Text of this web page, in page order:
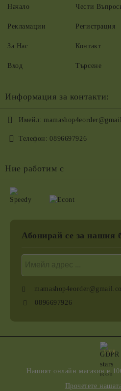
Начало
Рекламации
За Нас
Вход
Чести
Регистрация
Контакт
Търсене
Информация за контакти:
Имейл:
Телефон: 0896697926
Ние работим с
Абонирай се за нашия
0896697926
GDPR
Нашият онлайн магазин е
Прочетете